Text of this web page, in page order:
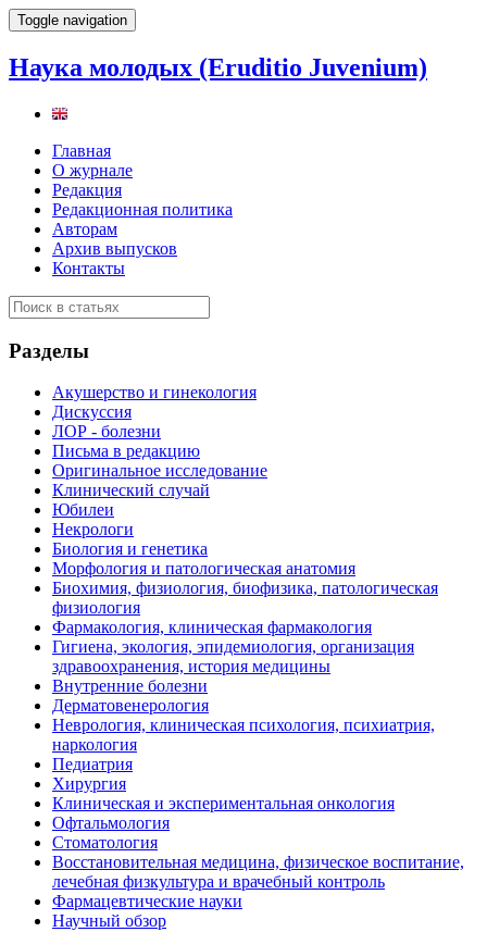
Toggle navigation
Наука молодых (Eruditio Juvenium)
Главная
О журнале
Редакция
Редакционная политика
Авторам
Архив выпусков
Контакты
Разделы
Акушерство и гинекология
Дискуссия
ЛОР - болезни
Письма в редакцию
Оригинальное исследование
Клинический случай
Юбилеи
Некрологи
Биология и генетика
Морфология и патологическая анатомия
Биохимия, физиология, биофизика, патологическая
физиология
Фармакология, клиническая фармакология
Гигиена, экология, эпидемиология, организация
здравоохранения, история медицины
Внутренние болезни
Дерматовенерология
Неврология, клиническая психология, психиатрия,
наркология
Педиатрия
Хирургия
Клиническая и экспериментальная онкология
Офтальмология
Стоматология
Восстановительная медицина, физическое воспитание,
лечебная физкультура и врачебный контроль
Фармацевтические науки
Научный обзор